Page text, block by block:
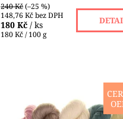
240 Kč(–25 %)
148,76 Kč bez DPH
180 Kč / ks
180 Kč / 100 g
Baby Merino od Ertrofilu je